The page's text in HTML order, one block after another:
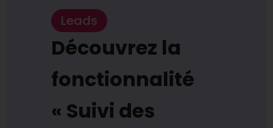
Leads
Découvrez la
fonctionnalité
« Suivi des